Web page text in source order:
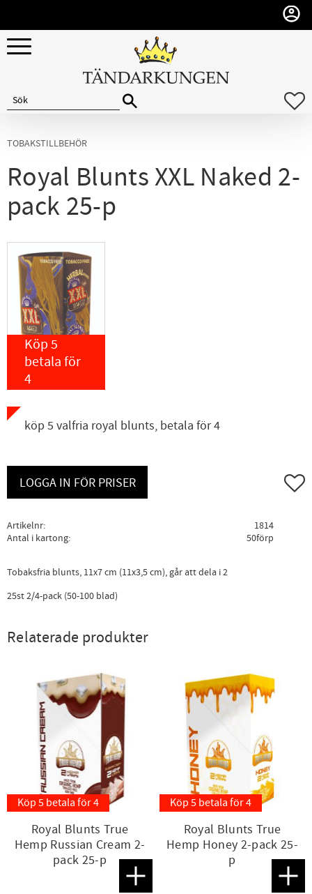
Meny
TOBAKSTILLBEHÖR
Royal Blunts XXL Naked 2-
pack 25-p
Köp 5
betala för
4
köp 5 valfria royal blunts, betala för 4
LOGGA IN FÖR PRISER Lägg
Artikelnr
1814
Antal i kartong
50förp
Tobaksfria blunts, 11x7 cm (11x3,5 cm), går att dela i 2
25st 2/4-pack (50-100 blad)
Relaterade produkter
Köp 5 betala för 4
Royal Blunts True
Hemp Russian Cream 2-
pack 25-p
Lägg till i favoriter
Köp 5 betala för 4
Royal Blunts True
Hemp Honey 2-pack 25-
p